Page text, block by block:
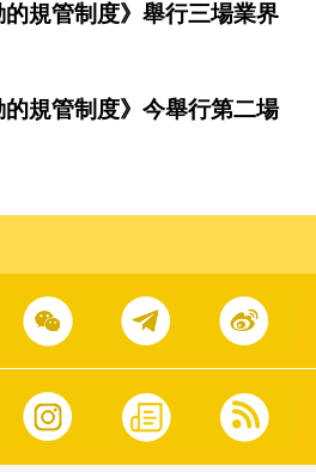
的規管制度》舉行三場業界
的規管制度》今舉行第二場